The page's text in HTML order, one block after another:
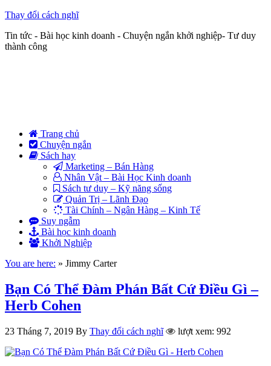
Thay đổi cách nghĩ
Tin tức - Bài học kinh doanh - Chuyện ngắn khởi nghiệp- Tư duy
thành công
Trang chủ
Chuyện ngắn
Sách hay
Marketing – Bán Hàng
Nhân Vật – Bài Học Kinh doanh
Sách tư duy – Kỹ năng sống
Quản Trị – Lãnh Đạo
Tài Chính – Ngân Hàng – Kinh Tế
Suy ngẫm
Bài học kinh doanh
Khởi Nghiệp
You are here: » Jimmy Carter
Bạn Có Thể Đàm Phán Bất Cứ Điều Gì –
Herb Cohen
23 Tháng 7, 2019 By Thay đổi cách nghĩ lượt xem: 992